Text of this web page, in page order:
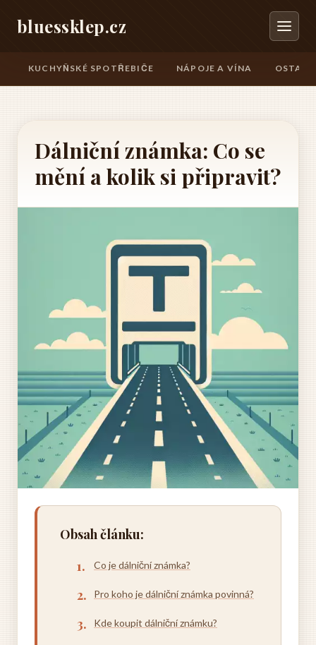
bluessklep.cz
KUCHYŇSKÉ SPOTŘEBIČE NÁPOJE A VÍNA
Dálniční známka: Co se
mění a kolik si připravit?
Obsah článku:
Co je dálniční známka?
Pro koho je dálniční známka povinná?
Kde koupit dálniční známku?